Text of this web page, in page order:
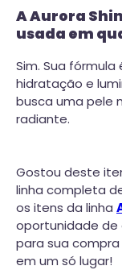
A Aurora
usada em
Sim. Sua
hidratação e
busca uma pele
radiante.
Gostou deste
linha completa
os itens da linha
oportunidade
para sua
em um só lugar!